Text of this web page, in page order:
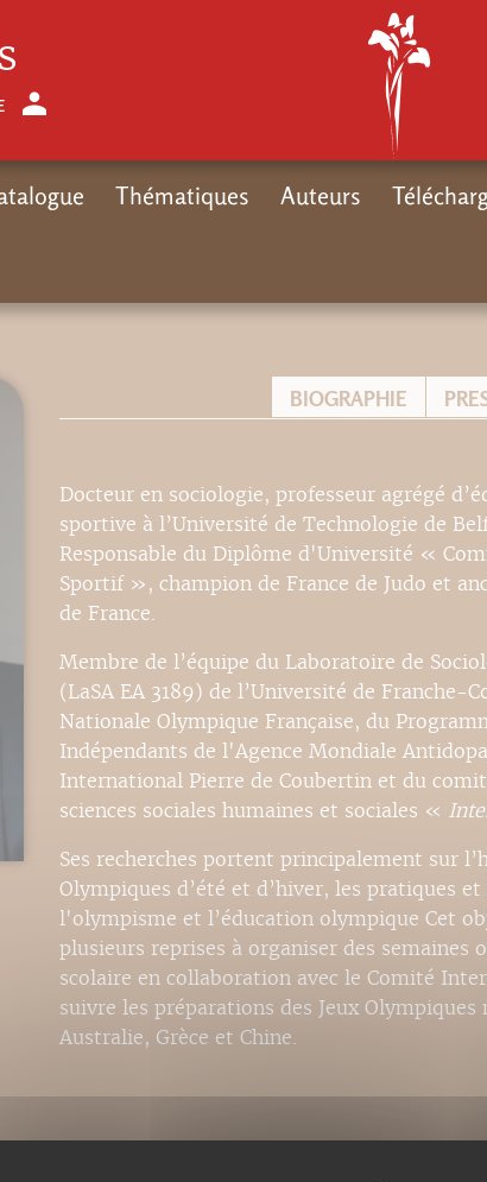
BIOGRAPHIE
Docteur en sociologie, professeur agrégé
sportive à l’Université de Technologie de
Responsable du Diplôme d'Université «
Sportif », champion de France de Judo et
de France.
Membre de l’équipe du Laboratoire de
(LaSA EA 3189) de l’Université de Franche-
Nationale Olympique Française, du
Indépendants de l'Agence Mondiale
International Pierre de Coubertin et du
sciences sociales humaines et sociales «
Ses recherches portent principalement sur
Olympiques d’été et d’hiver, les pratiques
l'olympisme et l’éducation olympique Cet
plusieurs reprises à organiser des semaines
scolaire en collaboration avec le Comité
suivre les préparations des Jeux
Australie, Grèce et Chine.
Thématiques Auteurs